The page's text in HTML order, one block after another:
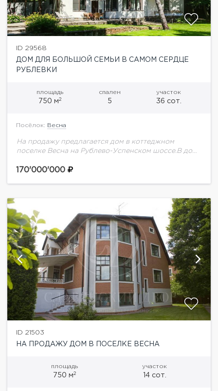
ID 29568
ДОМ ДЛЯ БОЛЬШОЙ СЕМЬИ В САМОМ СЕРДЦЕ
РУБЛЕВКИ
площадь
750 м2
спален
5
участок
36 сот.
Посёлок: Весна
На продажу предлагается дом в коттеджном
поселке Весна на Рублево-Успенском шоссе.В доме
Грамотная планировка: 5 спален, гостиная с
170'000'000
ID 21503
НА ПРОДАЖУ ДОМ В ПОСЕЛКЕ ВЕСНА
площадь
750 м2
участок
14 сот.